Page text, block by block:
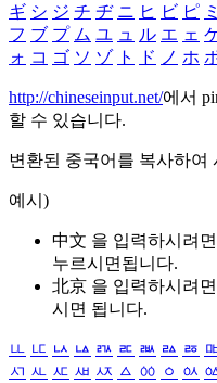
ギ シ ジ チ ヂ ニ ヒ ビ ピ ミ
フ ブ プ ム ユ ュ ル エ ェ
ォ コ ゴ ソ ゾ ト ド ノ ホ
http://chineseinput.net/에서
할 수 있습니다.
변환된 중국어를 복사하여
예시)
中文 을 입력하시려면
누르시면됩니다.
北京 을 입력하시려면
시면 됩니다.
ㅥ ㅦ ㅧ ㅨ ㅩ ㅪ ㅫ ㅬ ㅭ
ㅺ ㅻ ㅼ ㅽ ㅾ ㅿ ㆀ ㆁ ㆂ